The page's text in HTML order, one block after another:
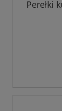
Perełki